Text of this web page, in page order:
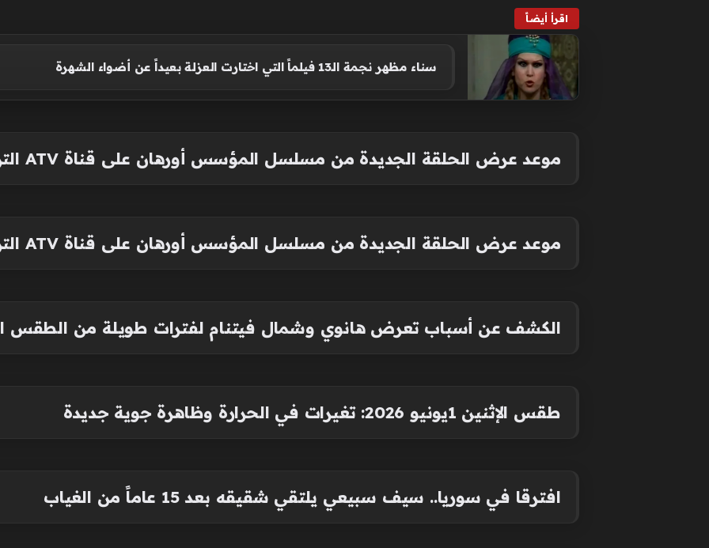
اقرأ أيضاً
سناء مظهر نجمة الـ13 فيلماً التي اختارت العزلة بعيداً عن أضواء الشهرة
موعد عرض الحلقة الجديدة من مسلسل المؤسس أورهان على قناة ATV التركية والمنصات الرقمية
موعد عرض الحلقة الجديدة من مسلسل المؤسس أورهان على قناة ATV التركية والمنصات الرقمية
الكشف عن أسباب تعرض هانوي وشمال فيتنام لفترات طويلة من الطقس
طقس الإثنين 1يونيو 2026: تغيرات في الحرارة وظاهرة جوية جديدة
افترقا في سوريا.. سيف سبيعي يلتقي شقيقه بعد 15 عاماً من الغياب